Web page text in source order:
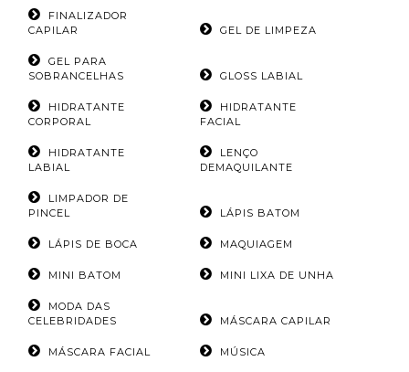
FINALIZADOR
CAPILAR
GEL DE LIMPEZA
GEL PARA
SOBRANCELHAS
GLOSS LABIAL
HIDRATANTE
CORPORAL
HIDRATANTE
FACIAL
HIDRATANTE
LABIAL
LENÇO
DEMAQUILANTE
LIMPADOR DE
PINCEL
LÁPIS BATOM
LÁPIS DE BOCA MAQUIAGEM
MINI BATOM MINI LIXA DE UNHA
MODA DAS
CELEBRIDADES
MÁSCARA CAPILAR
MÁSCARA FACIAL MÚSICA